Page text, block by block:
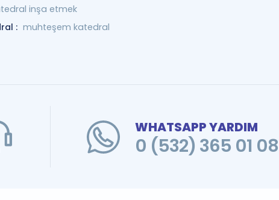
inşa etmek
: muhteşem katedral
WHATSAPP YARDIM
0 (532) 365 01 08